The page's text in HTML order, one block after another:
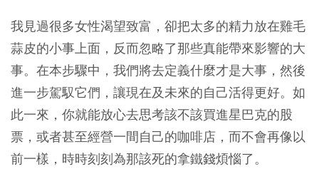
我見過很多女性渴望致富，卻把太多的精力放在雞毛
蒜皮的小事上面，反而忽略了那些真能帶來影響的大
事。在本步驟中，我們將去定義什麼才是大事，然後
進一步駕馭它們，讓現在及未來的自己活得更好。如
此一來，你就能放心去思考該不該買進星巴克的股
票，或者甚至經營一間自己的咖啡店，而不會再像以
前一樣，時時刻刻為那該死的拿鐵錢煩惱了。